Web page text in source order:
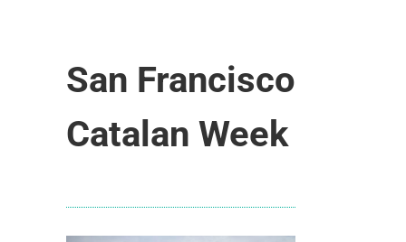
San Francisco
Catalan Week